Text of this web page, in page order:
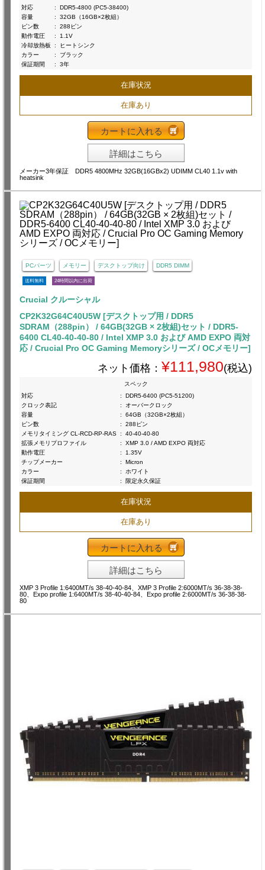
対応
:
DDR5-4800 (PC5-38400)
容量
:
32GB（16GB×2枚組）
ピン数
:
288ピン
動作電圧
:
1.1V
冷却放熱板
:
ヒートシンク
カラー
:
ブラック
保証期間
: 3年
在庫状況
在庫あり
カートに入れる
詳細はこちら
メーカー3年保証 DDR5 4800MHz 32GB(16GBx2) UDIMM CL40 1.1v with
heatsink
PCパーツ メモリー デスクトップ向け DDR5 DIMM
送料無料 24時間以内に出荷
Crucial クルーシャル
CP2K32G64C40U5W [デスクトップ用 / DDR5
SDRAM（288pin） / 64GB(32GB × 2枚組)セット / DDR5-
6400 CL40-40-40-80 / Intel XMP 3.0 および AMD EXPO 両対
応 / Crucial Pro OC Gaming Memoryシリーズ / OCメモリー]
ネット価格： ¥111,980(税込)
スペック
対応
:
DDR5-6400 (PC5-51200)
クロック表記
:
オーバークロック
容量
:
64GB（32GB×2枚組）
ピン数
:
288ピン
メモリタイミング CL-RCD-RP-RAS :
40-40-40-80
拡張メモリプロファイル
:
XMP 3.0 / AMD EXPO 両対応
動作電圧
:
1.35V
チップメーカー
:
Micron
カラー
:
ホワイト
保証期間
: 限定永久保証
在庫状況
在庫あり
カートに入れる
詳細はこちら
XMP 3 Profile 1:6400MT/s 38-40-40-84、XMP 3 Profile 2:6000MT/s 36-38-38-
80、Expo profile 1:6400MT/s 38-40-40-84、Expo profile 2:6000MT/s 36-38-38-
80